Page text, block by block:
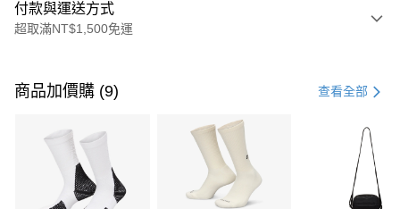
付款與運送方式
超取滿NT$1,500免運
信用卡一次付款
3 期 0 利率 每期 21家銀行
合作金庫商業銀行
第一商業銀行
華南商業銀行
彰化商業銀行
商品加價購 (9) 查看全部